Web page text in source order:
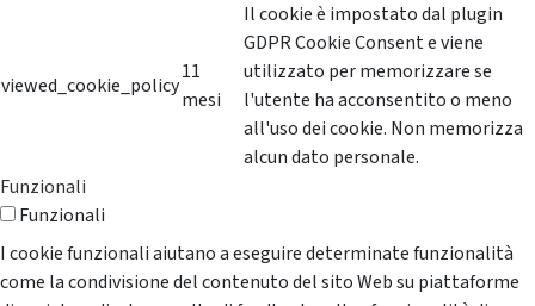
viewed_cookie_policy
11
mesi
Il cookie è impostato dal plugin
GDPR Cookie Consent e viene
utilizzato per memorizzare se
l'utente ha acconsentito o meno
all'uso dei cookie. Non memorizza
alcun dato personale.
Funzionali
Funzionali
I cookie funzionali aiutano a eseguire determinate funzionalità
come la condivisione del contenuto del sito Web su piattaforme